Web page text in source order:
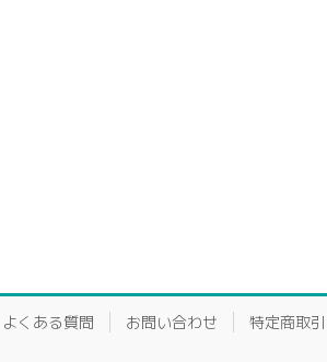
よくある質問 お問い合わせ
特定商取